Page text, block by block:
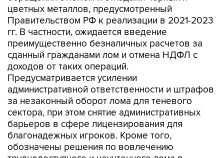
цветных металлов, предусмотренный
Правительством РФ к реализации в 2021-2023
гг. В частности, ожидается введение
преимущественно безналичных расчетов за
сданный гражданами лом и отмена НДФЛ с
доходов от таких операций.
Предусматривается усилении
административной ответственности и штрафов
за незаконный оборот лома для теневого
сектора, при этом снятие административных
барьеров в сфере лицензирования для
благонадежных игроков. Кроме того,
обозначены решения по вовлечению